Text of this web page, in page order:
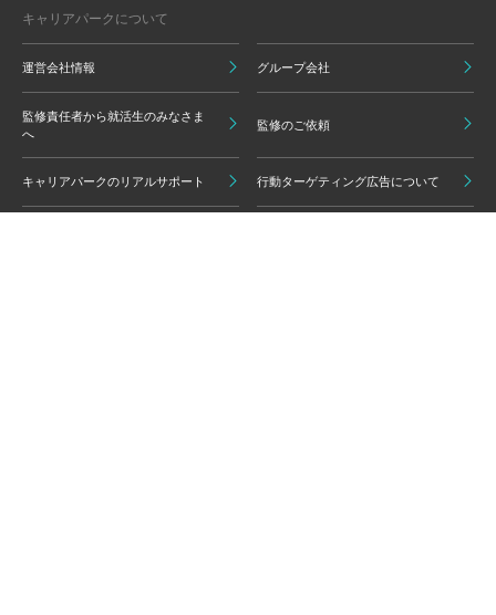
キャリアパークについて
運営会社情報 グループ会社
監修責任者から就活生のみなさま
へ
監修のご依頼
キャリアパークのリアルサポート 行動ターゲティング広告について